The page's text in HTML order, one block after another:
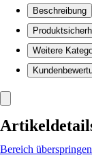
Beschreibung
Weitere
Bereich überspringen